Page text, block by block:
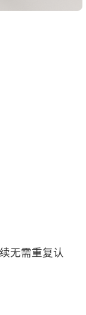
无需重复认